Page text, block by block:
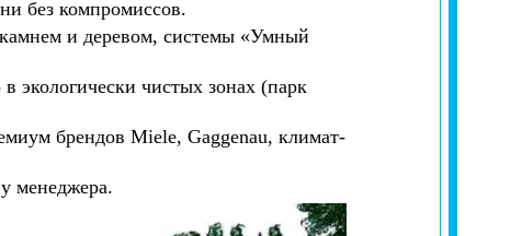
без компромиссов.
и деревом, системы «Умный
экологически чистых зонах (парк
брендов Miele, Gaggenau, климат-
менеджера.